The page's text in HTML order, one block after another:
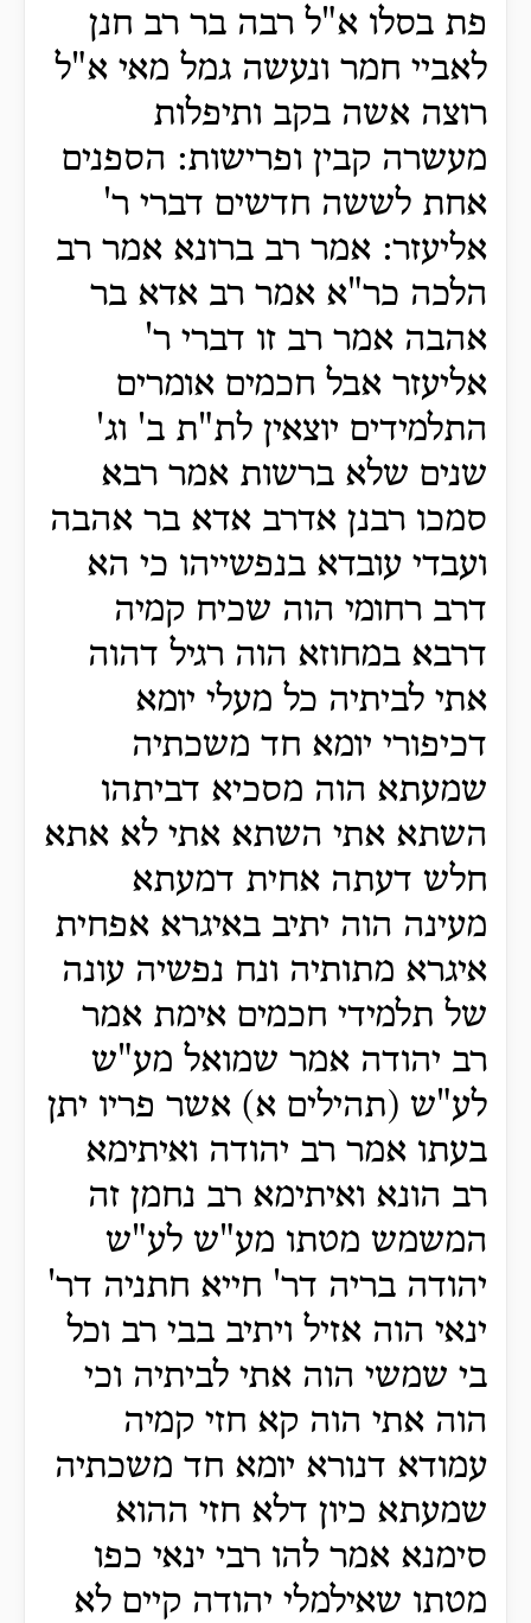
פת בסלו א"ל רבה בר רב חנן
לאביי חמר ונעשה גמל מאי א"ל
רוצה אשה בקב ותיפלות
מעשרה קבין ופרישות: הספנים
אחת לששה חדשים דברי ר'
אליעזר: אמר רב ברונא אמר רב
הלכה כר"א אמר רב אדא בר
אהבה אמר רב זו דברי ר'
אליעזר אבל חכמים אומרים
התלמידים יוצאין לת"ת ב' וג'
שנים שלא ברשות אמר רבא
סמכו רבנן אדרב אדא בר אהבה
ועבדי עובדא בנפשייהו כי הא
דרב רחומי הוה שכיח קמיה
דרבא במחוזא הוה רגיל דהוה
אתי לביתיה כל מעלי יומא
דכיפורי יומא חד משכתיה
שמעתא הוה מסכיא דביתהו
השתא אתי השתא אתי לא אתא
חלש דעתה אחית דמעתא
מעינה הוה יתיב באיגרא אפחית
איגרא מתותיה ונח נפשיה עונה
של תלמידי חכמים אימת אמר
רב יהודה אמר שמואל מע"ש
לע"ש (תהילים א) אשר פריו יתן
בעתו אמר רב יהודה ואיתימא
רב הונא ואיתימא רב נחמן זה
המשמש מטתו מע"ש לע"ש
יהודה בריה דר' חייא חתניה דר'
ינאי הוה אזיל ויתיב בבי רב וכל
בי שמשי הוה אתי לביתיה וכי
הוה אתי הוה קא חזי קמיה
עמודא דנורא יומא חד משכתיה
שמעתא כיון דלא חזי ההוא
סימנא אמר להו רבי ינאי כפו
מטתו שאילמלי יהודה קיים לא